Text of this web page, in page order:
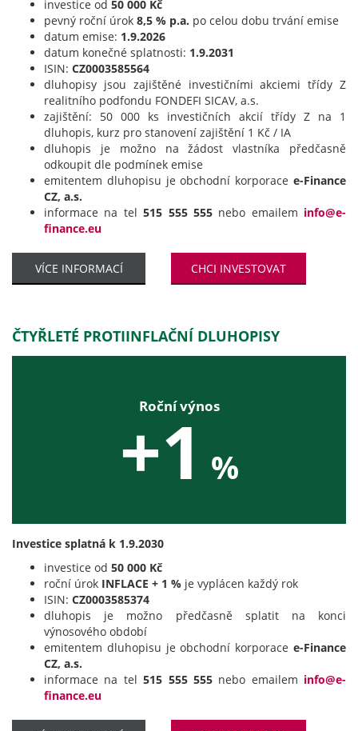
investice od 50 000 Kč
pevný roční úrok 8,5 % p.a. po celou dobu trvání emise
datum emise: 1.9.2026
datum konečné splatnosti: 1.9.2031
ISIN: CZ0003585564
dluhopisy jsou zajištěné investičními akciemi třídy Z
realitního podfondu FONDEFI SICAV, a.s.
zajištění: 50 000 ks investičních akcií třídy Z na 1
dluhopis, kurz pro stanovení zajištění 1 Kč / IA
dluhopis je možno na žádost vlastníka předčasně
odkoupit dle podmínek emise
emitentem dluhopisu je obchodní korporace e-Finance
CZ, a.s.
informace na tel515 555 555nebo emailem info@e-
finance.eu
VÍCE INFORMACÍ CHCI INVESTOVAT
ČTYŘLETÉ PROTIINFLAČNÍ DLUHOPISY
Roční výnos
+1 %
Investice splatná k 1.9.2030
investice od 50 000 Kč
roční úrok INFLACE + 1 % je vyplácen každý rok
ISIN: CZ0003585374
dluhopis je možno předčasně splatit na konci
výnosového období
emitentem dluhopisu je obchodní korporace e-Finance
CZ, a.s.
informace na tel515 555 555nebo emailem info@e-
finance.eu